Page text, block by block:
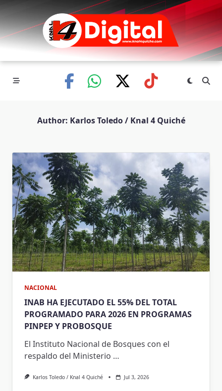
Skip
content
Author: Karlos Toledo / Knal 4 Quiché
NACIONAL
INAB HA EJECUTADO EL 55% DEL TOTAL
PROGRAMADO PARA 2026 EN PROGRAMAS
PINPEP Y PROBOSQUE
El Instituto Nacional de Bosques con el
respaldo del Ministerio …
Karlos Toledo / Knal 4 Quiché Jul 3, 2026